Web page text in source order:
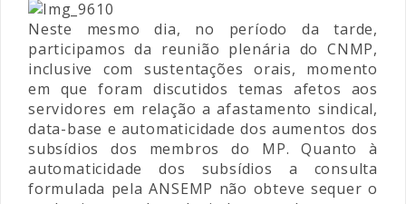
Neste mesmo dia, no período da tarde,
participamos da reunião plenária do CNMP,
inclusive com sustentações orais, momento
em que foram discutidos temas afetos aos
servidores em relação a afastamento sindical,
data-base e automaticidade dos aumentos dos
subsídios dos membros do MP. Quanto à
automaticidade dos subsídios a consulta
formulada pela ANSEMP não obteve sequer o